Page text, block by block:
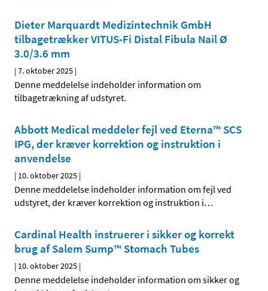
Dieter Marquardt Medizintechnik GmbH
tilbagetrækker VITUS-Fi Distal Fibula Nail Ø
3.0/3.6 mm
|7. oktober 2025 |
Denne meddelelse indeholder information om
tilbagetrækning af udstyret.
Abbott Medical meddeler fejl ved Eterna™ SCS
IPG, der kræver korrektion og instruktion i
anvendelse
| 10. oktober 2025 |
Denne meddelelse indeholder information om fejl ved
udstyret, der kræver korrektion og instruktion i…
Cardinal Health instruerer i sikker og korrekt
brug af Salem Sump™ Stomach Tubes
| 10. oktober 2025 |
Denne meddelelse indeholder information om sikker og